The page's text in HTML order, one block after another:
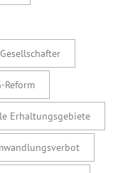
Gesellschafter
Reform
Erhaltungsgebiete